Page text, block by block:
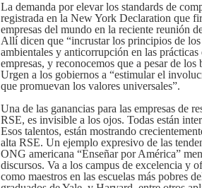
La demanda por elevar los standards de
registrada en la New York Declaration que
empresas del mundo en la reciente reunión
Allí dicen que “incrustar los principios de
ambientales y anticorrupción en las
empresas, y reconocemos que a pesar de
Urgen a los gobiernos a “estimular el
que promuevan los valores universales”.
Una de las ganancias para las empresas de
RSE, es invisible a los ojos. Todas están
Esos talentos, están mostrando
alta RSE. Un ejemplo expresivo de las
ONG americana “Enseñar por América”
discursos. Va a los campus de excelencia y
como maestros en las escuelas más pobres